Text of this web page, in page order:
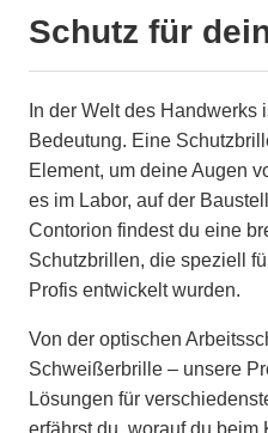
Schutz für
In der Welt des
Bedeutung. Eine
Element, um deine Augen
es im Labor, auf der
Contorion findest du eine
Schutzbrillen, die speziell
Profis entwickelt wurden.
Von der optischen
Schweißerbrille – unsere
Lösungen für
erfährst du, worauf du